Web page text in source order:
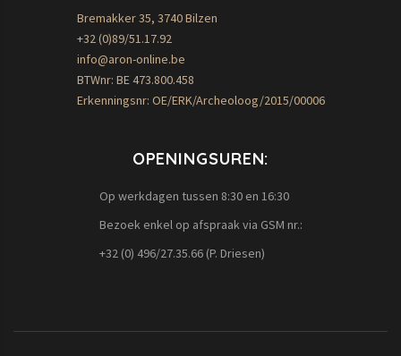
Bremakker 35, 3740 Bilzen
+32 (0)89/51.17.92
info@aron-online.be
BTWnr: BE 473.800.458
Erkenningsnr: OE/ERK/Archeoloog/2015/00006
OPENINGSUREN:
Op werkdagen tussen 8:30 en 16:30
Bezoek enkel op afspraak via GSM nr.:
+32 (0) 496/27.35.66 (P. Driesen)